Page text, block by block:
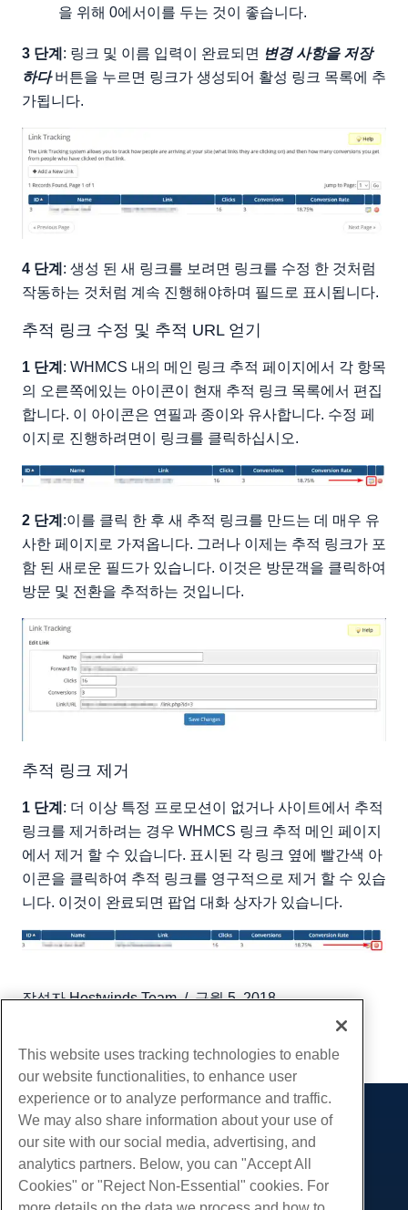
을 위해 0에서이를 두는 것이 좋습니다.
3 단계 : 링크 및 이름 입력이 완료되면 변경 사항을 저장
하다버튼을 누르면 링크가 생성되어 활성 링크 목록에 추
가됩니다.
4 단계 : 생성 된 새 링크를 보려면 링크를 수정 한 것처럼
작동하는 것처럼 계속 진행해야하며 필드로 표시됩니다.
추적 링크 수정 및 추적 URL 얻기
1 단계 : WHMCS 내의 메인 링크 추적 페이지에서 각 항목
의 오른쪽에있는 아이콘이 현재 추적 링크 목록에서 편집
합니다. 이 아이콘은 연필과 종이와 유사합니다. 수정 페
이지로 진행하려면이 링크를 클릭하십시오.
2 단계 :이를 클릭 한 후 새 추적 링크를 만드는 데 매우 유
사한 페이지로 가져옵니다. 그러나 이제는 추적 링크가 포
함 된 새로운 필드가 있습니다. 이것은 방문객을 클릭하여
방문 및 전환을 추적하는 것입니다.
추적 링크 제거
1 단계 : 더 이상 특정 프로모션이 없거나 사이트에서 추적
링크를 제거하려는 경우 WHMCS 링크 추적 메인 페이지
에서 제거 할 수 있습니다. 표시된 각 링크 옆에 빨간색 아
이콘을 클릭하여 추적 링크를 영구적으로 제거 할 수 있습
니다. 이것이 완료되면 팝업 대화 상자가 있습니다.
작성자 Hostwinds Team/구월 5, 2018
제품
웹 호스팅
비즈니스 호스팅
서비스
웹 사이트 마이그레이션
This website uses tracking technologies to enable
our website functionalities, to enhance user
experience or to analyze performance and traffic.
We may also share information about your use of
our site with our social media, advertising, and
analytics partners. Below, you can "Accept All
Cookies" or "Reject Non-Essential" cookies. For